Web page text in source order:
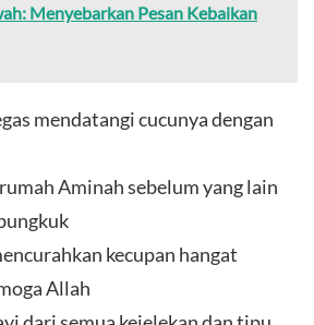
Menyebarkan Pesan Kebaikan
mendatangi cucunya dengan
Aminah sebelum yang lain
kecupan hangat
Allah